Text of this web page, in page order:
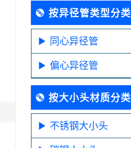
按异径管类型分类
同心异径管
偏心异径管
按大小头材质分类
不锈钢大小头